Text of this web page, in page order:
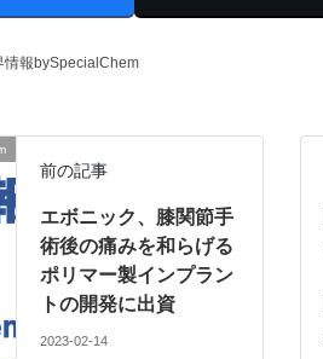
情報bySpecialChem
前の記事
エボニック、膝関節手
術後の痛みを和らげる
ポリマー製インプラン
トの開発に出資
2023-02-14